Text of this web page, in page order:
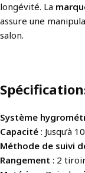
longévité. La
assure une
salon.
Système
Capacité : Jusqu’à
Méthode de suivi
Rangement : 2